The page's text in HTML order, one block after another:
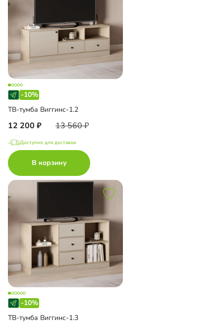
-10%
ТВ-тумба Виггинс-1.2
12 200 13 560
Доступно для доставки
В корзину
-10%
ТВ-тумба Виггинс-1.3